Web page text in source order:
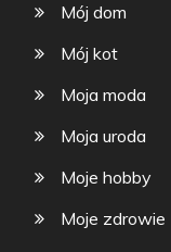
Mój dom
Mój kot
Moja moda
Moja uroda
Moje hobby
Moje zdrowie